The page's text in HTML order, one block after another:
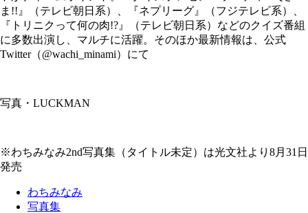
ま!!』（テレビ朝日系）、『ネプリーグ』（フジテレビ系）、
『トリニクって何の肉!?』（テレビ朝日系）などのクイズ番組
に多数出演し、マルチに活躍。そのほか最新情報は、公式
Twitter（@wachi_minami）にて
写真・LUCKMAN
※わちみなみ2nd写真集（タイトル未定）は光文社より8月31日
発売
わちみなみ
写真集